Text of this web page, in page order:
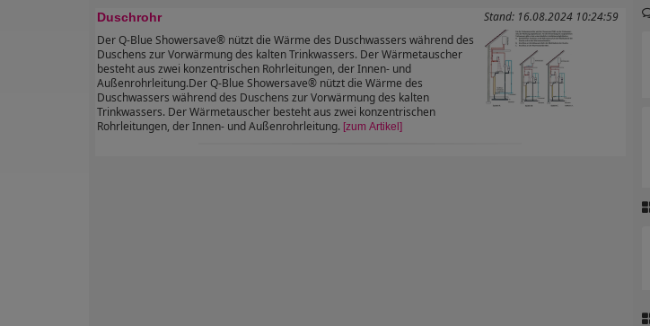
Stand: 16.08.2024 10:24:59
Duschrohr
Der Q-Blue Showersave® nützt die Wärme des Duschwassers während des
Duschens zur Vorwärmung des kalten Trinkwassers. Der Wärmetauscher
besteht aus zwei konzentrischen Rohrleitungen, der Innen- und
Außenrohrleitung.Der Q-Blue Showersave® nützt die Wärme des
Duschwassers während des Duschens zur Vorwärmung des kalten
Trinkwassers. Der Wärmetauscher besteht aus zwei konzentrischen
Rohrleitungen, der Innen- und Außenrohrleitung. [zum Artikel]